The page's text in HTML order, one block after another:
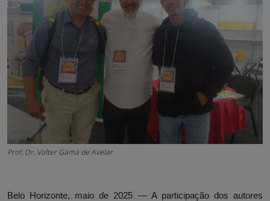
Prof. Dr. Valter Gama de Avelar
Belo Horizonte, maio de 2025 — A participação dos autores